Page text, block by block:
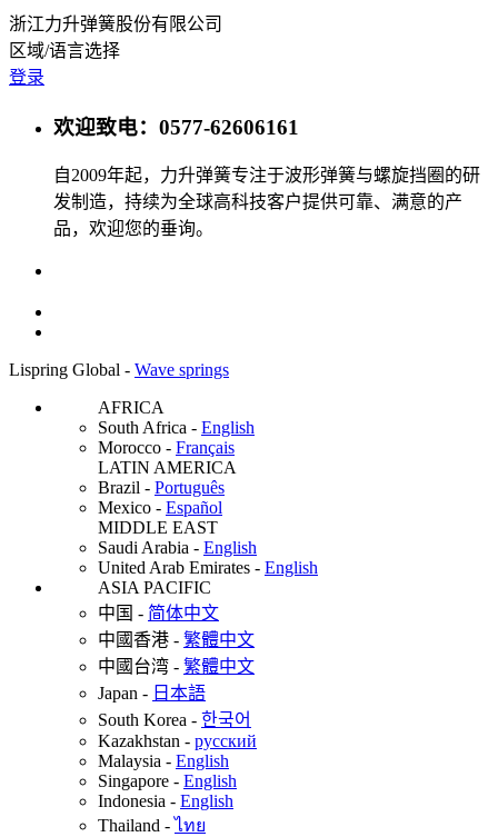
浙江力升弹簧股份有限公司
区域/语言选择
登录
欢迎致电：0577-62606161
自2009年起，力升弹簧专注于波形弹簧与螺旋挡圈的研
发制造，持续为全球高科技客户提供可靠、满意的产
品，欢迎您的垂询。
Lispring Global - Wave springs
AFRICA
South Africa - English
Morocco - Français
LATIN AMERICA
Brazil - Português
Mexico - Español
MIDDLE EAST
Saudi Arabia - English
United Arab Emirates - English
ASIA PACIFIC
中国 - 简体中文
中國香港 - 繁體中文
中國台湾 - 繁體中文
Japan - 日本語
South Korea - 한국어
Kazakhstan - русский
Malaysia - English
Singapore - English
Indonesia - English
Thailand -ไทย